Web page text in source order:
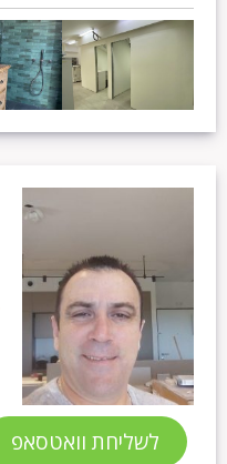
לשליחת וואטסאפ